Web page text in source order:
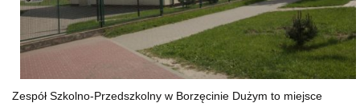
Zespół Szkolno-Przedszkolny w Borzęcinie Dużym to miejsce